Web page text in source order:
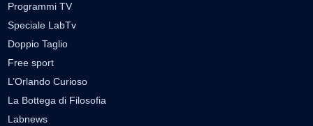
Programmi TV
Speciale LabTv
Doppio Taglio
Free sport
L’Orlando Curioso
La Bottega di Filosofia
Labnews